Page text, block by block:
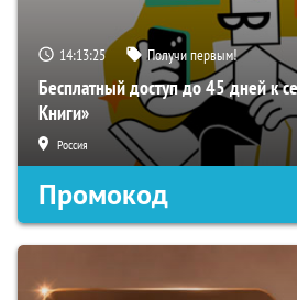
14:13:24 Получи первым!
Бесплатный доступ до 45 дней к
Книги»
Россия
Промокод